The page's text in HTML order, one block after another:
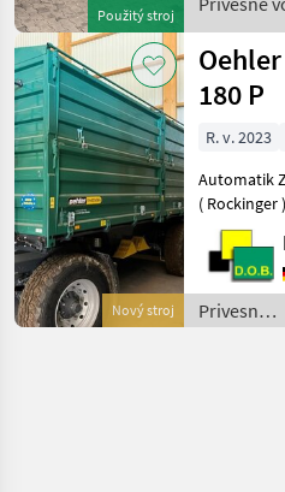
Použitý stroj
Oehler
Nový stroj
180 P
R. v. 2023
Automatik
(
Zulassung
Aufsatz
Privesné
vozíky /